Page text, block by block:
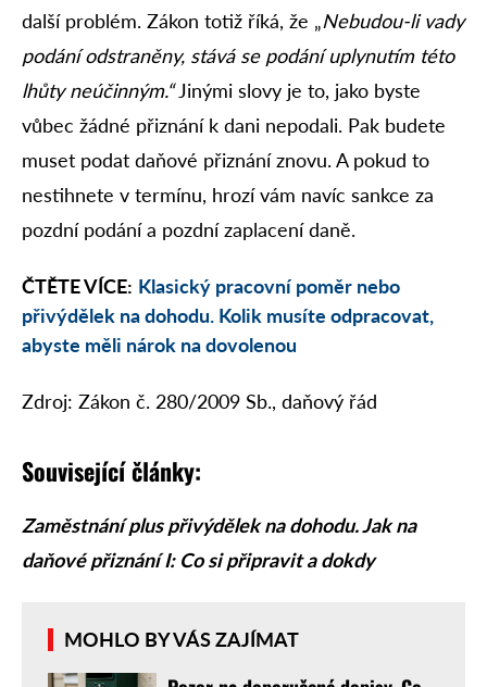
další problém. Zákon totiž říká, že „Nebudou-li vady
podání odstraněny, stává se podání uplynutím této
lhůty neúčinným.“Jinými slovy je to, jako byste
vůbec žádné přiznání k dani nepodali. Pak budete
muset podat daňové přiznání znovu. A pokud to
nestihnete v termínu, hrozí vám navíc sankce za
pozdní podání a pozdní zaplacení daně.
ČTĚTE VÍCE: Klasický pracovní poměr nebo
přivýdělek na dohodu. Kolik musíte odpracovat,
abyste měli nárok na dovolenou
Zdroj: Zákon č. 280/2009 Sb., daňový řád
Související články:
Zaměstnání plus přivýdělek na dohodu. Jak na
daňové přiznání I: Co si připravit a dokdy
MOHLO BY VÁS ZAJÍMAT